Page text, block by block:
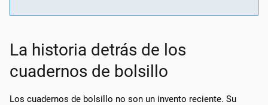
La historia detrás de los
cuadernos de bolsillo
Los cuadernos de bolsillo no son un invento reciente. Su